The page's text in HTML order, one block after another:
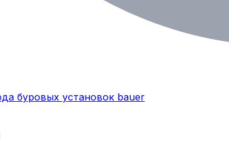
буровых установок bauer